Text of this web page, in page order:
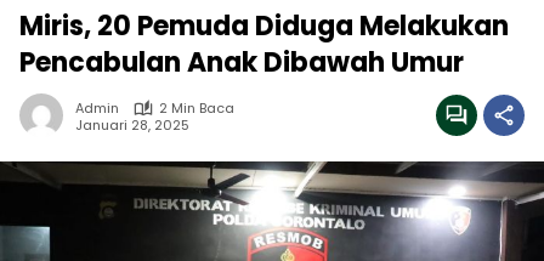
Miris, 20 Pemuda Diduga Melakukan
Pencabulan Anak Dibawah Umur
Admin
2 Min Baca
Januari 28, 2025